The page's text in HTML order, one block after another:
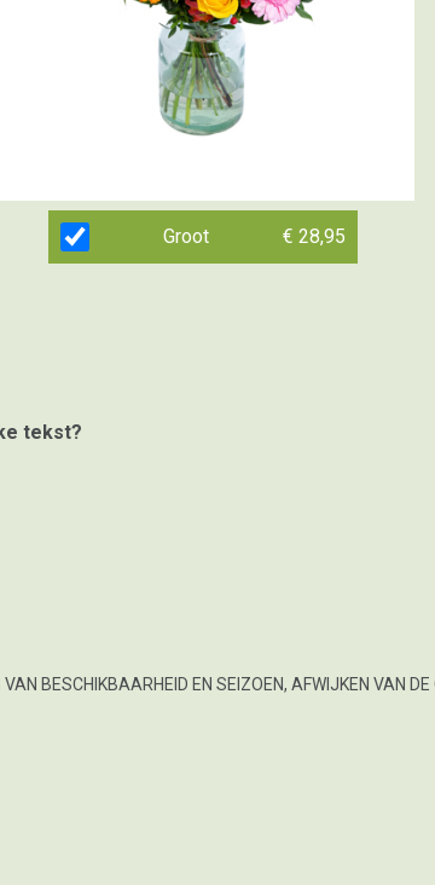
Groot € 28,95
tekst?
BESCHIKBAARHEID EN SEIZOEN, AFWIJKEN VAN DE